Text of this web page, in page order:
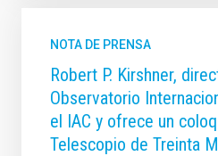
NOTA DE PRENSA
Robert P. Kirshner,
Observatorio
el IAC y ofrece un
Telescopio de Treinta